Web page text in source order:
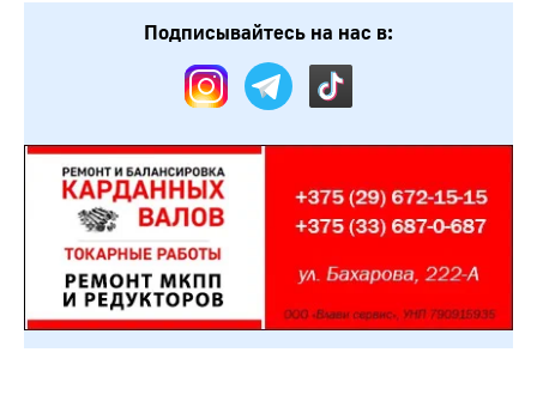
Подписывайтесь на нас в: